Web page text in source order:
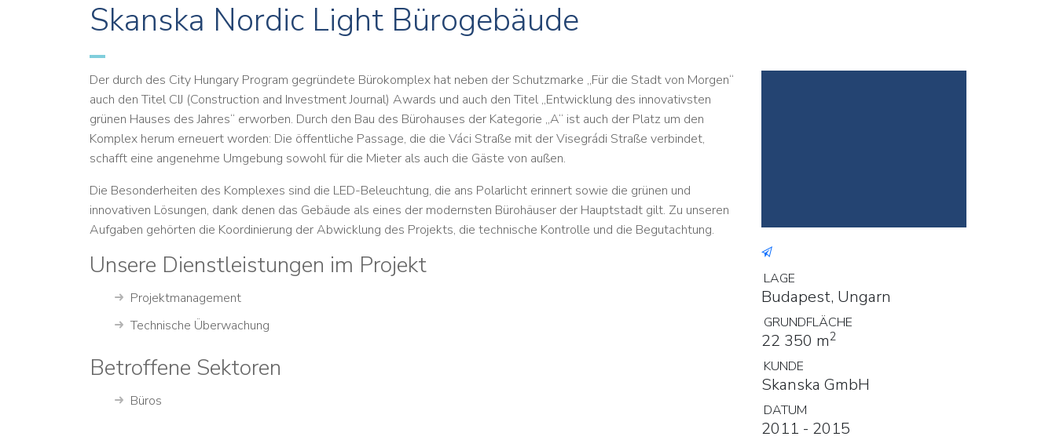
Skanska Nordic Light Bürogebäude
Der durch des City Hungary Program gegründete Bürokomplex hat neben der Schutzmarke „Für die Stadt von Morgen“
auch den Titel CIJ (Construction and Investment Journal) Awards und auch den Titel „Entwicklung des innovativsten
grünen Hauses des Jahres“ erworben. Durch den Bau des Bürohauses der Kategorie „A“ ist auch der Platz um den
Komplex herum erneuert worden: Die öffentliche Passage, die die Váci Straße mit der Visegrádi Straße verbindet,
schafft eine angenehme Umgebung sowohl für die Mieter als auch die Gäste von außen.
Die Besonderheiten des Komplexes sind die LED-Beleuchtung, die ans Polarlicht erinnert sowie die grünen und
innovativen Lösungen, dank denen das Gebäude als eines der modernsten Bürohäuser der Hauptstadt gilt. Zu unseren
Aufgaben gehörten die Koordinierung der Abwicklung des Projekts, die technische Kontrolle und die Begutachtung.
Unsere Dienstleistungen im Projekt
Projektmanagement
Technische Überwachung
Betroffene Sektoren
Büros
LAGE
Budapest, Ungarn
GRUNDFLÄCHE
22 350 m2
KUNDE
Skanska GmbH
DATUM
2011 - 2015